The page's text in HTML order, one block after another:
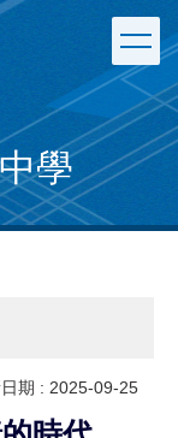
學
期 : 2025-09-25